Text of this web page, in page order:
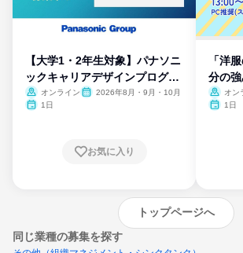
【大学1・2年生対象】パナソニ
ックキャリアデザインプログラ
ム
オンライン
2026年8月・9月・10月
1日
お気に入り
「洋
分の
オン
1日
トップページへ
同じ業種の募集を探す